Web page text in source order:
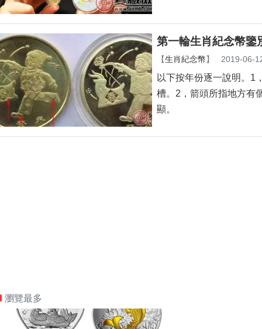
第一輪生肖紀念幣鑒
【生肖紀念幣】 2019-06-
以下按年份逐一說明。
槽。2，箭頭所指地
顯。
瀏覽最多